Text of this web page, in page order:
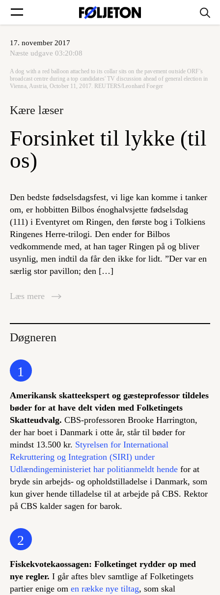
Forsider
Føljetoner
Søg
Min side
Log ind
17. november 2017
Næste udgave 03:20:08
A dog with a red balloon attached to its collar sits on the pavement outside ORF's
broadcast centre during a top candidates' TV discussion ahead of general election in
Vienna, Austria, October 11, 2017. REUTERS/Leonhard Foeger
Kære læser
Forsinket til lykke (til
os)
Den bedste fødselsdagsfest, vi lige kan komme i tanker
om, er hobbitten Bilbos énoghalvsjette fødselsdag
(111) i Eventyret om Ringen, den første bog i Tolkiens
Ringenes Herre-trilogi. Den ender for Bilbos
vedkommende med, at han tager Ringen på og bliver
usynlig, men indtil da får den ikke for lidt. ”Der var en
særlig stor pavillon; den […]
Læs mere
Døgneren
1
Amerikansk skatteekspert og gæsteprofessor tildeles
bøder for at have delt viden med Folketingets
Skatteudvalg. CBS-professoren Brooke Harrington,
der har boet i Danmark i otte år, står til bøder for
mindst 13.500 kr. Styrelsen for International
Rekruttering og Integration (SIRI) under
Udlændingeministeriet har politianmeldt hende for at
bryde sin arbejds- og opholdstilladelse i Danmark, som
kun giver hende tilladelse til at arbejde på CBS. Rektor
på CBS kalder sagen for barok.
2
Fiskekvotekaossagen: Folketinget rydder op med
nye regler. I går aftes blev samtlige af Folketingets
partier enige om en række nye tiltag, som skal